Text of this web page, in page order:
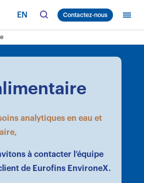
EN Contactez-nous
analytiques en eau et
à contacter l’équipe
de Eurofins EnvironeX.